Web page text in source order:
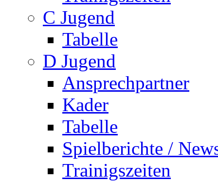
C Jugend
Tabelle
D Jugend
Ansprechpartner
Kader
Tabelle
Spielberichte /
Trainigszeiten